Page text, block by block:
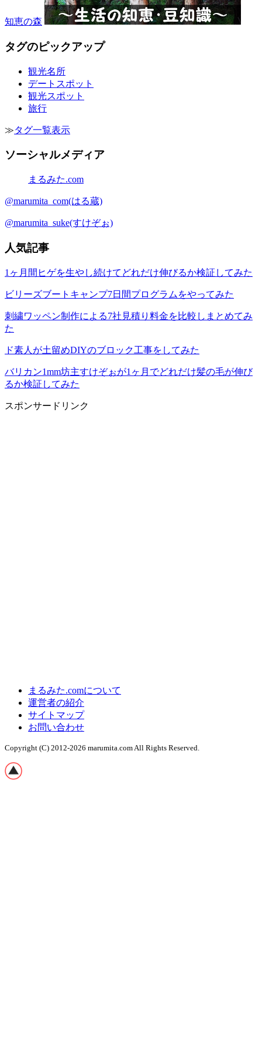
知恵の森
タグのピックアップ
観光名所
デートスポット
観光スポット
旅行
≫タグ一覧表示
ソーシャルメディア
まるみた.com
@marumita_com(はる蔵)
@marumita_suke(すけぞぉ)
人気記事
1ヶ月間ヒゲを生やし続けてどれだけ伸びるか検証してみた
ビリーズブートキャンプ7日間プログラムをやってみた
刺繍ワッペン制作による7社見積り料金を比較しまとめてみ
た
ド素人が土留めDIYのブロック工事をしてみた
バリカン1mm坊主すけぞぉが1ヶ月でどれだけ髪の毛が伸び
るか検証してみた
スポンサードリンク
まるみた.comについて
運営者の紹介
サイトマップ
お問い合わせ
Copyright (C) 2012-2026 marumita.com All Rights Reserved.